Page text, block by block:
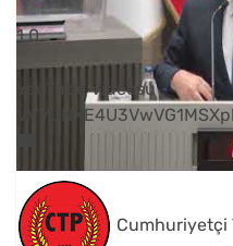
1 0
YouTube Videosu
Cumhuriyetçi